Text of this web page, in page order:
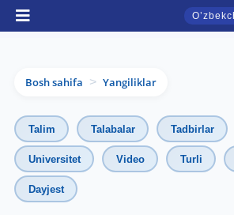
Bosh sahifa > Yangiliklar
Talim Talabalar Tadbirlar
Universitet Video Turli
Dayjest
TDYU qabul murojaatlari chati